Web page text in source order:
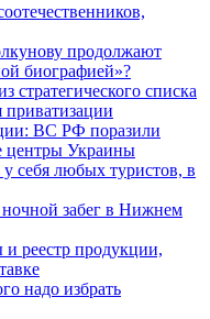
продолжают
биографией»?
списка
приватизации
ВС РФ поразили
центры Украины
у себя любых туристов, в
ночной забег в Нижнем
реестр продукции,
надо избрать